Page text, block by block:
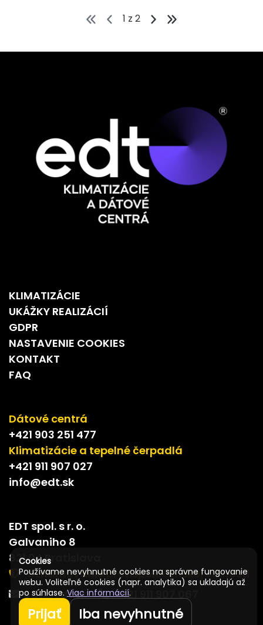
1 z 2
KLIMATIZÁCIE
UKÁŽKY REALIZÁCIÍ
GDPR
NASTAVENIE COOKIES
KONTAKT
FAQ
Dátové centrá
+421 903 251 477
Klimatizácie a tepelné čerpadlá
+421 911 907 027
info@edt.sk
EDT spol. s r. o.
Galvaniho 8
821 04 Bratislava
Oznamovanie protispoločenskej činnosti
edt@edt.sk
+421 911 907 067
Cookies
Používame nevyhnutné cookies na správne fungovanie
webu. Voliteľné cookies (napr. analytika) sa ukladajú až
po súhlase. Viac informácií.
Prijať Iba nevyhnutné